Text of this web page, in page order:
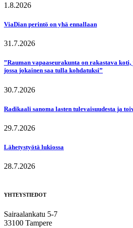
1.8.2026
ViaDian perintö on yhä ennallaan
31.7.2026
”Rauman vapaaseurakunta on rakastava
jossa jokainen saa tulla kohdatuksi”
30.7.2026
Radikaali sanoma lasten tulevaisuudesta ja
29.7.2026
Lähetystyötä lukiossa
28.7.2026
YHTEYSTIEDOT
Sairaalankatu 5-7
33100 Tampere